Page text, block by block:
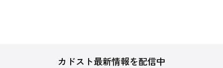
カドスト最新情報を配信中